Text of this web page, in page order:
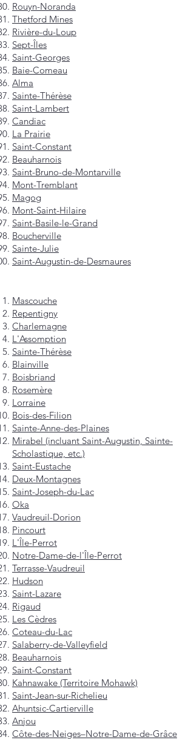
Rouyn-Noranda
Thetford Mines
Rivière-du-Loup
Sept-Îles
Saint-Georges
Baie-Comeau
Alma
Sainte-Thérèse
Saint-Lambert
Candiac
La Prairie
Saint-Constant
Beauharnois
Saint-Bruno-de-Montarville
Mont-Tremblant
Magog
Mont-Saint-Hilaire
Saint-Basile-le-Grand
Boucherville
Sainte-Julie
Saint-Augustin-de-Desmaures
Mascouche
Repentigny
Charlemagne
L'Assomption
Sainte-Thérèse
Blainville
Boisbriand
Rosemère
Lorraine
Bois-des-Filion
Sainte-Anne-des-Plaines
Mirabel (incluant Saint-Augustin, Sainte-
Scholastique, etc.)
Saint-Eustache
Deux-Montagnes
Saint-Joseph-du-Lac
Oka
Vaudreuil-Dorion
Pincourt
L'Île-Perrot
Notre-Dame-de-l'Île-Perrot
Terrasse-Vaudreuil
Hudson
Saint-Lazare
Rigaud
Les Cèdres
Coteau-du-Lac
Salaberry-de-Valleyfield
Beauharnois
Saint-Constant
Kahnawake (Territoire Mohawk)
Saint-Jean-sur-Richelieu
Ahuntsic-Cartierville
Anjou
Côte-des-Neiges–Notre-Dame-de-Grâce